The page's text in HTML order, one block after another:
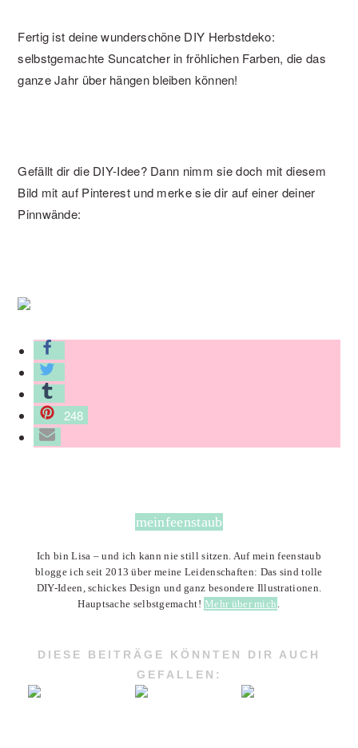
Fertig ist deine wunderschöne DIY Herbstdeko:
selbstgemachte Suncatcher in fröhlichen Farben, die das
ganze Jahr über hängen bleiben können!
Gefällt dir die DIY-Idee? Dann nimm sie doch mit diesem
Bild mit auf Pinterest und merke sie dir auf einer deiner
Pinnwände:
248
meinfeenstaub
Ich bin Lisa – und ich kann nie still sitzen. Auf mein feenstaub
blogge ich seit 2013 über meine Leidenschaften: Das sind tolle
DIY-Ideen, schickes Design und ganz besondere Illustrationen.
Hauptsache selbstgemacht! Mehr über mich .
DIESE BEITRÄGE KÖNNTEN DIR AUCH
GEFALLEN: